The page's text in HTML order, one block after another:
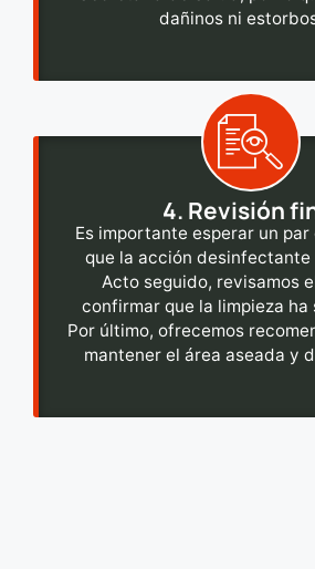
dañinos ni
4. Revisión
Es importante esperar un par
que la acción
Acto seguido, revisamos
confirmar que la limpieza ha
Por último, ofrecemos
mantener el área aseada y